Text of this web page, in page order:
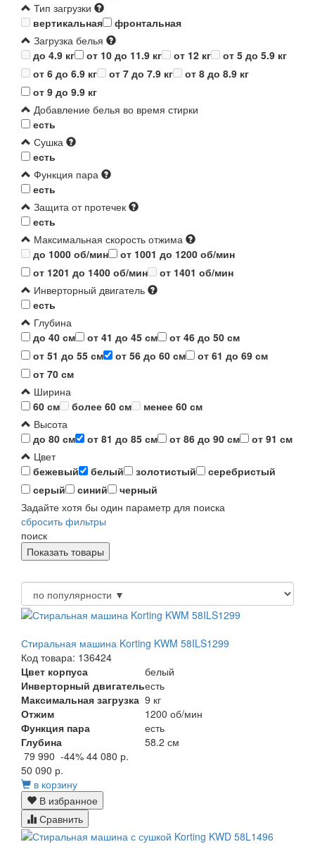
Тип загрузки
вертикальная
фронтальная
Загрузка белья
до 4.9 кг
от 10 до 11.9 кг от 12 кг
от 5 до 5.9 кг
от 6 до 6.9 кг
от 7 до 7.9 кг
от 8 до 8.9 кг
от 9 до 9.9 кг
Добавление белья во время стирки
есть
Сушка
есть
Функция пара
есть
Защита от протечек
есть
Максимальная скорость отжима
до 1000 об/мин
от 1001 до 1200 об/мин
от 1201 до 1400 об/мин
от 1401 об/мин
Инверторный двигатель
есть
Глубина
до 40 см
от 41 до 45 см
от 46 до 50 см
от 51 до 55 см
от 56 до 60 см
от 61 до 69 см
от 70 см
Ширина
60 см
более 60 см
менее 60 см
Высота
до 80 см
от 81 до 85 см от 86 до 90 см
от 91 см
Цвет
бежевый
белый золотистый
серебристый
серый
синий
черный
Задайте хотя бы один параметр для поиска
сбросить фильтры
поиск
Стиральная машина Korting KWM 58ILS1299
Код товара: 136424
Цвет корпуса
белый
Инверторный двигательесть
Максимальная загрузка 9 кг
Отжим
1200 об/мин
Функция пара
есть
Глубина
58.2 см
79 990 -44% 44 080 р.
50 090 р.
в корзину
В избранное
Сравнить